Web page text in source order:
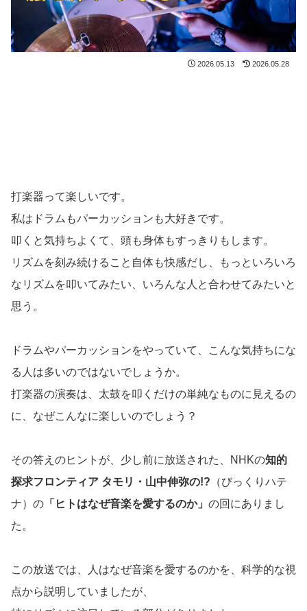
2026.05.13 2026.05.28
打楽器って楽しいです。
私はドラムもパーカッションも大好きです。
叩くと気持ちよくて、頭も身体もすっきりもします。
リズムを刻み続けること自体も快感だし、もっといろいろ
なリズムを叩いてみたい、いろんな人と合わせてみたいと
思う。
ドラムやパーカッションをやっていて、こんな気持ちにな
る人は多いのではないでしょうか。
打楽器の演奏は、太鼓を叩くだけの単純なものに見えるの
に、なぜこんなに楽しいのでしょう？
その答えのヒントが、少し前に放送された、NHKの知的
探求フロンティア タモリ・山中伸弥の!? （びっくりハテ
ナ）の 「ヒトはなぜ音楽を愛するのか」 の回にありまし
た。
この放送では、人はなぜ音楽を愛するのかを、科学的な視
点から説明していましたが、